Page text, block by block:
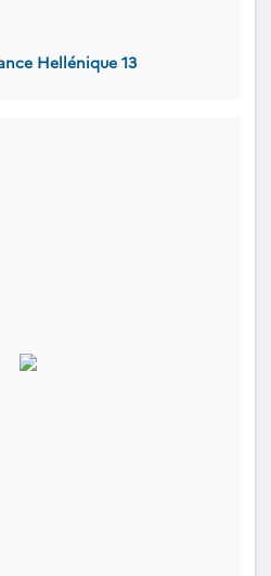
Hellénique 13